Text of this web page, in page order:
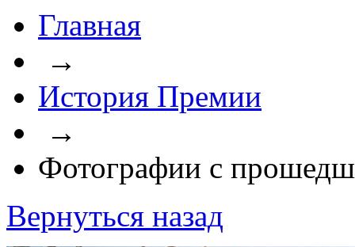
Главная
→
История Премии
→
Фотографии с
Вернуться назад